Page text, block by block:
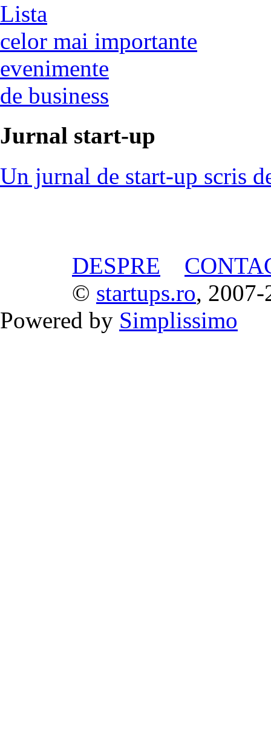
Lista
celor mai importante
evenimente
de business
Jurnal start-up
Un jurnal de start-up scris
DESPRE
© startups.ro, 2007-
Powered by Simplissimo